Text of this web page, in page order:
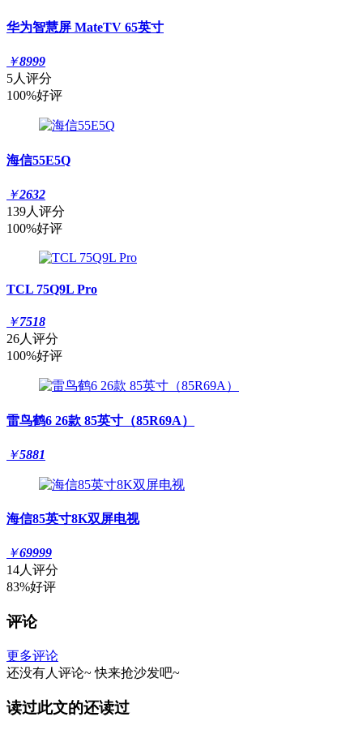
华为智慧屏 MateTV 65英寸
￥8999
5人评分
100%好评
海信55E5Q
￥2632
139人评分
100%好评
TCL 75Q9L Pro
￥7518
26人评分
100%好评
雷鸟鹤6 26款 85英寸（85R69A）
￥5881
海信85英寸8K双屏电视
￥69999
14人评分
83%好评
评论
更多评论
还没有人评论~ 快来抢沙发吧~
读过此文的还读过